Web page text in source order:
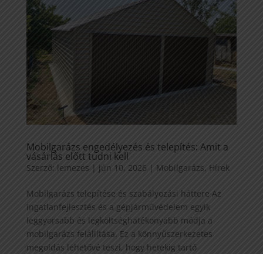
Mobilgarázs engedélyezés és telepítés: Amit a
vásárlás előtt tudni kell
Szerző: lemezes | jún 10, 2026 | Mobilgarázs, Hírek
Mobilgarázs telepítése és szabályozási háttere Az
ingatlanfejlesztés és a gépjárművédelem egyik
leggyorsabb és legköltséghatékonyabb módja a
mobilgarázs felállítása. Ez a könnyűszerkezetes
megoldás lehetővé teszi, hogy hetekig tartó